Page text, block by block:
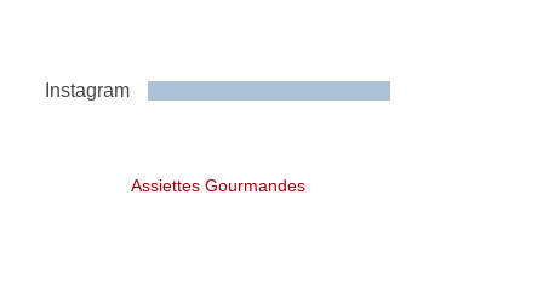
Instagram
Assiettes Gourmandes